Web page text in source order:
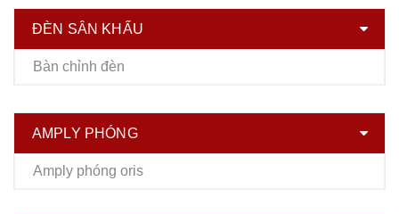
ĐÈN SÂN KHẤU
Bàn chỉnh đèn
AMPLY PHÓNG
Amply phóng oris